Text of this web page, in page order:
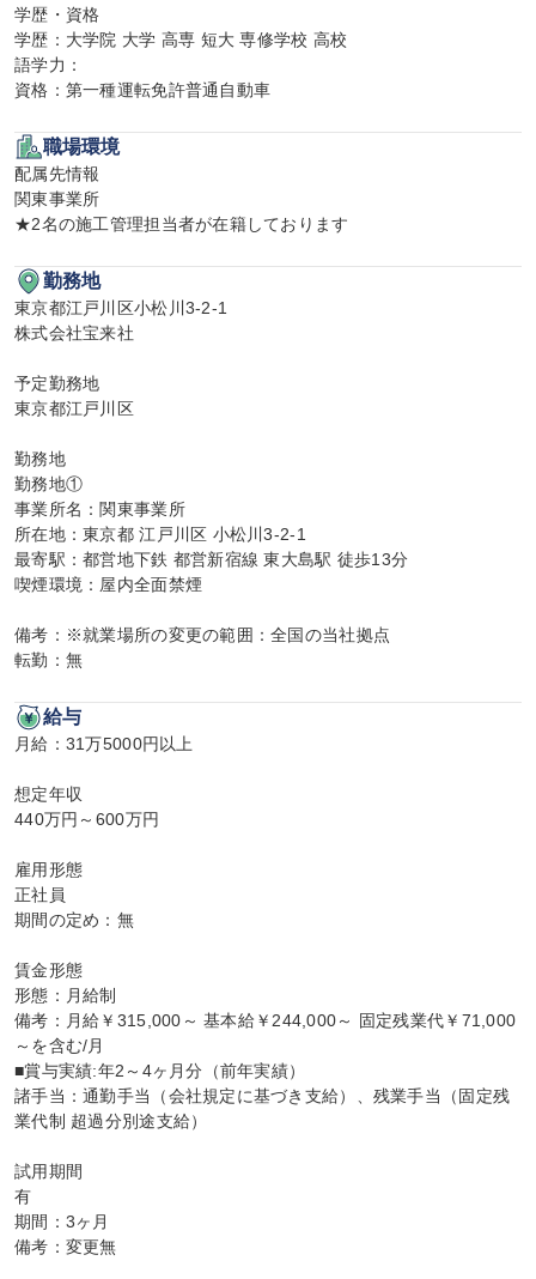
学歴・資格
学歴：大学院 大学 高専 短大 専修学校 高校
語学力：
資格：第一種運転免許普通自動車
職場環境
配属先情報
関東事業所
★2名の施工管理担当者が在籍しております
勤務地
東京都江戸川区小松川3-2-1
株式会社宝来社
予定勤務地
東京都江戸川区
勤務地
勤務地①
事業所名：関東事業所
所在地：東京都 江戸川区 小松川3-2-1
最寄駅：都営地下鉄 都営新宿線 東大島駅 徒歩13分
喫煙環境：屋内全面禁煙
備考：※就業場所の変更の範囲：全国の当社拠点
転勤：無
給与
月給：31万5000円以上
想定年収
440万円～600万円
雇用形態
正社員
期間の定め：無
賃金形態
形態：月給制
備考：月給￥315,000～ 基本給￥244,000～ 固定残業代￥71,000
～を含む/月
■賞与実績:年2～4ヶ月分（前年実績）
諸手当：通勤手当（会社規定に基づき支給）、残業手当（固定残
業代制 超過分別途支給）
試用期間
有
期間：3ヶ月
備考：変更無